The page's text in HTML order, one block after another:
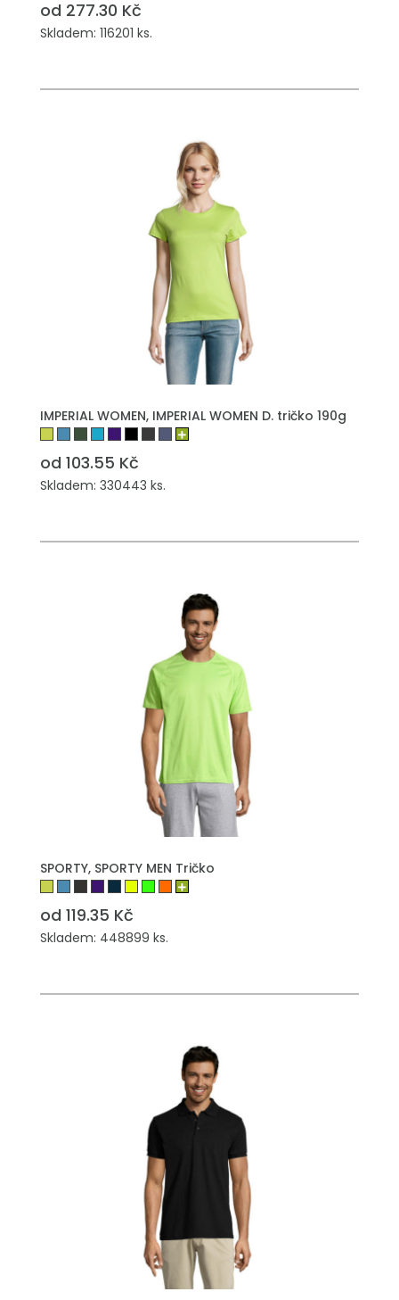
od 277.30 Kč
Skladem: 116201 ks.
IMPERIAL WOMEN, IMPERIAL WOMEN D. tričko 190g
od 103.55 Kč
Skladem: 330443 ks.
SPORTY, SPORTY MEN Tričko
od 119.35 Kč
Skladem: 448899 ks.